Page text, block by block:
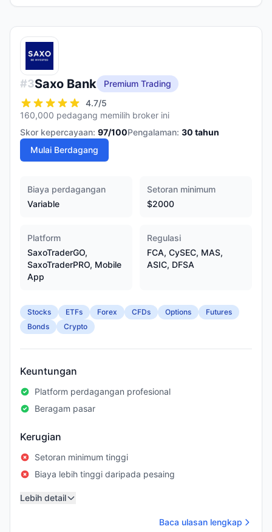
#3Saxo Bank
Premium Trading
4.7/5
160,000 pedagang memilih broker ini
Skor kepercayaan: 97/100Pengalaman: 30 tahun
Mulai Berdagang
Biaya perdagangan
Variable
Setoran minimum
$2000
Platform
SaxoTraderGO,
SaxoTraderPRO, Mobile
App
Regulasi
FCA, CySEC, MAS,
ASIC, DFSA
Stocks ETFs Forex CFDs Options
Futures
Bonds
Crypto
Keuntungan
Platform perdagangan profesional
Beragam pasar
Kerugian
Setoran minimum tinggi
Biaya lebih tinggi daripada pesaing
Lebih detail
Baca ulasan lengkap